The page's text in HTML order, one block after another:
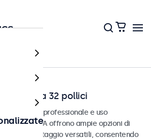
da 7 a 32 pollici
per uso professionale e uso
monitor RCA offrono ampie opzioni di
di montaggio versatili, consentendo